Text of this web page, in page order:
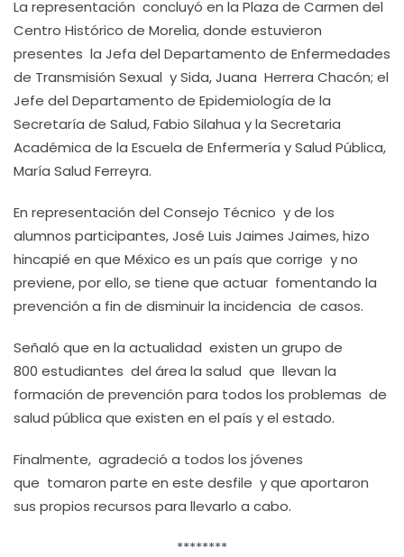
La representación concluyó en la Plaza de Carmen del
Centro Histórico de Morelia, donde estuvieron
presentes la Jefa del Departamento de Enfermedades
de Transmisión Sexual y Sida, Juana Herrera Chacón; el
Jefe del Departamento de Epidemiología de la
Secretaría de Salud, Fabio Silahua y la Secretaria
Académica de la Escuela de Enfermería y Salud Pública,
María Salud Ferreyra.
En representación del Consejo Técnico y de los
alumnos participantes, José Luis Jaimes Jaimes, hizo
hincapié en que México es un país que corrige y no
previene, por ello, se tiene que actuar fomentando la
prevención a fin de disminuir la incidencia de casos.
Señaló que en la actualidad existen un grupo de
800 estudiantes del área la salud que llevan la
formación de prevención para todos los problemas de
salud pública que existen en el país y el estado.
Finalmente, agradeció a todos los jóvenes
que tomaron parte en este desfile y que aportaron
sus propios recursos para llevarlo a cabo.
********